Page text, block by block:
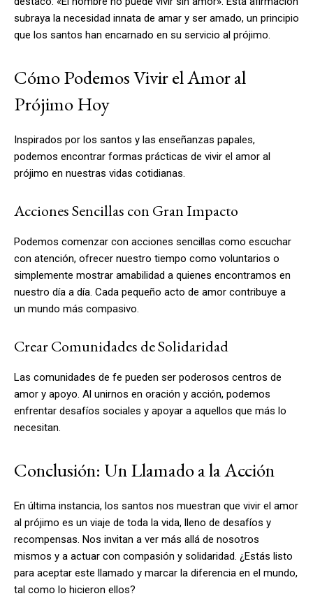
subraya la necesidad innata de amar y ser amado, un principio
que los santos han encarnado en su servicio al prójimo.
Cómo Podemos Vivir el Amor al
Prójimo Hoy
Inspirados por los santos y las enseñanzas papales,
podemos encontrar formas prácticas de vivir el amor al
prójimo en nuestras vidas cotidianas.
Acciones Sencillas con Gran Impacto
Podemos comenzar con acciones sencillas como escuchar
con atención, ofrecer nuestro tiempo como voluntarios o
simplemente mostrar amabilidad a quienes encontramos en
nuestro día a día. Cada pequeño acto de amor contribuye a
un mundo más compasivo.
Crear Comunidades de Solidaridad
Las comunidades de fe pueden ser poderosos centros de
amor y apoyo. Al unirnos en oración y acción, podemos
enfrentar desafíos sociales y apoyar a aquellos que más lo
necesitan.
Conclusión: Un Llamado a la Acción
En última instancia, los santos nos muestran que vivir el amor
al prójimo es un viaje de toda la vida, lleno de desafíos y
recompensas. Nos invitan a ver más allá de nosotros
mismos y a actuar con compasión y solidaridad. ¿Estás listo
para aceptar este llamado y marcar la diferencia en el mundo,
tal como lo hicieron ellos?